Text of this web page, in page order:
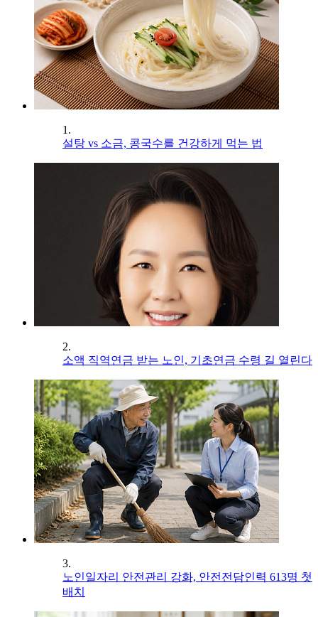
1.
설탕 vs 소금, 콩국수를 건강하게 먹는 법
2.
소액 직역연금 받는 노인, 기초연금 수령 길 열린다
3.
노인일자리 안전관리 강화, 안전전담인력 613명 첫
배치